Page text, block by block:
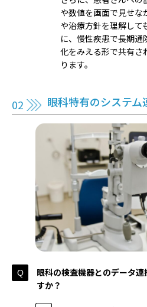
や数値を画面で見せな
や治療方針を理解して
に、慢性疾患で長期
化をみえる形で共有さ
ります。
眼科特有のシステ
眼科の検査機器とのデータ
すか？